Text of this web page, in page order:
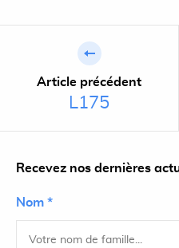
Article précédent
L175
Recevez nos dernières
Nom *